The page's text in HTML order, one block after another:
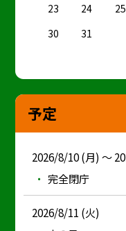
23
24 25
30
31
予定
2026/8/10 (月) ～
完全閉庁
2026/8/11 (火)